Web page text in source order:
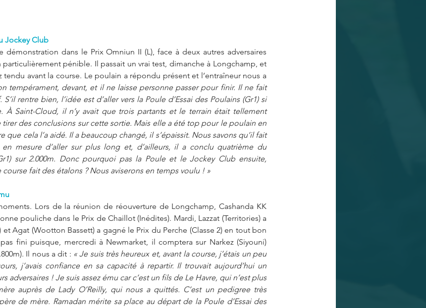
Jockey Club
démonstration dans le Prix Omniun II (L), face à deux autres adversaires
pénible. Il passait un vrai test, dimanche à Longchamp, et
tendu avant la course. Le poulain a répondu présent et l’entraîneur nous a
tempérament, devant, et il ne laisse personne passer pour finir. Il ne fait
rentre bien, l’idée est d’aller vers la Poule d’Essai des Poulains (Gr1) si
À Saint-Cloud, il n’y avait que trois partants et le terrain était tellement
des conclusions sur cette sortie. Mais elle a été top pour le poulain en
que cela l’a aidé. Il a beaucoup changé, il s’épaissit. Nous savons qu’il fait
mesure d’aller sur plus long et, d’ailleurs, il a conclu quatrième du
sur 2.000m. Donc pourquoi pas la Poule et le Jockey Club ensuite,
course fait des étalons ? Nous aviserons en temps voulu ! »
Lors de la réunion de réouverture de Longchamp, Cashanda KK
pouliche dans le Prix de Chaillot (Inédites). Mardi, Lazzat (Territories) a
Agat (Wootton Bassett) a gagné le Prix du Perche (Classe 2) en tout bon
fini puisque, mercredi à Newmarket, il comptera sur Narkez (Siyouni)
Il nous a dit : « Je suis très heureux et, avant la course, j’étais un peu
j’avais confiance en sa capacité à repartir. Il trouvait aujourd’hui un
adversaires ! Je suis assez ému car c’est un fils de Le Havre, qui n’est plus
auprès de Lady O’Reilly, qui nous a quittés. C’est un pedigree très
de mère. Ramadan mérite sa place au départ de la Poule d’Essai des